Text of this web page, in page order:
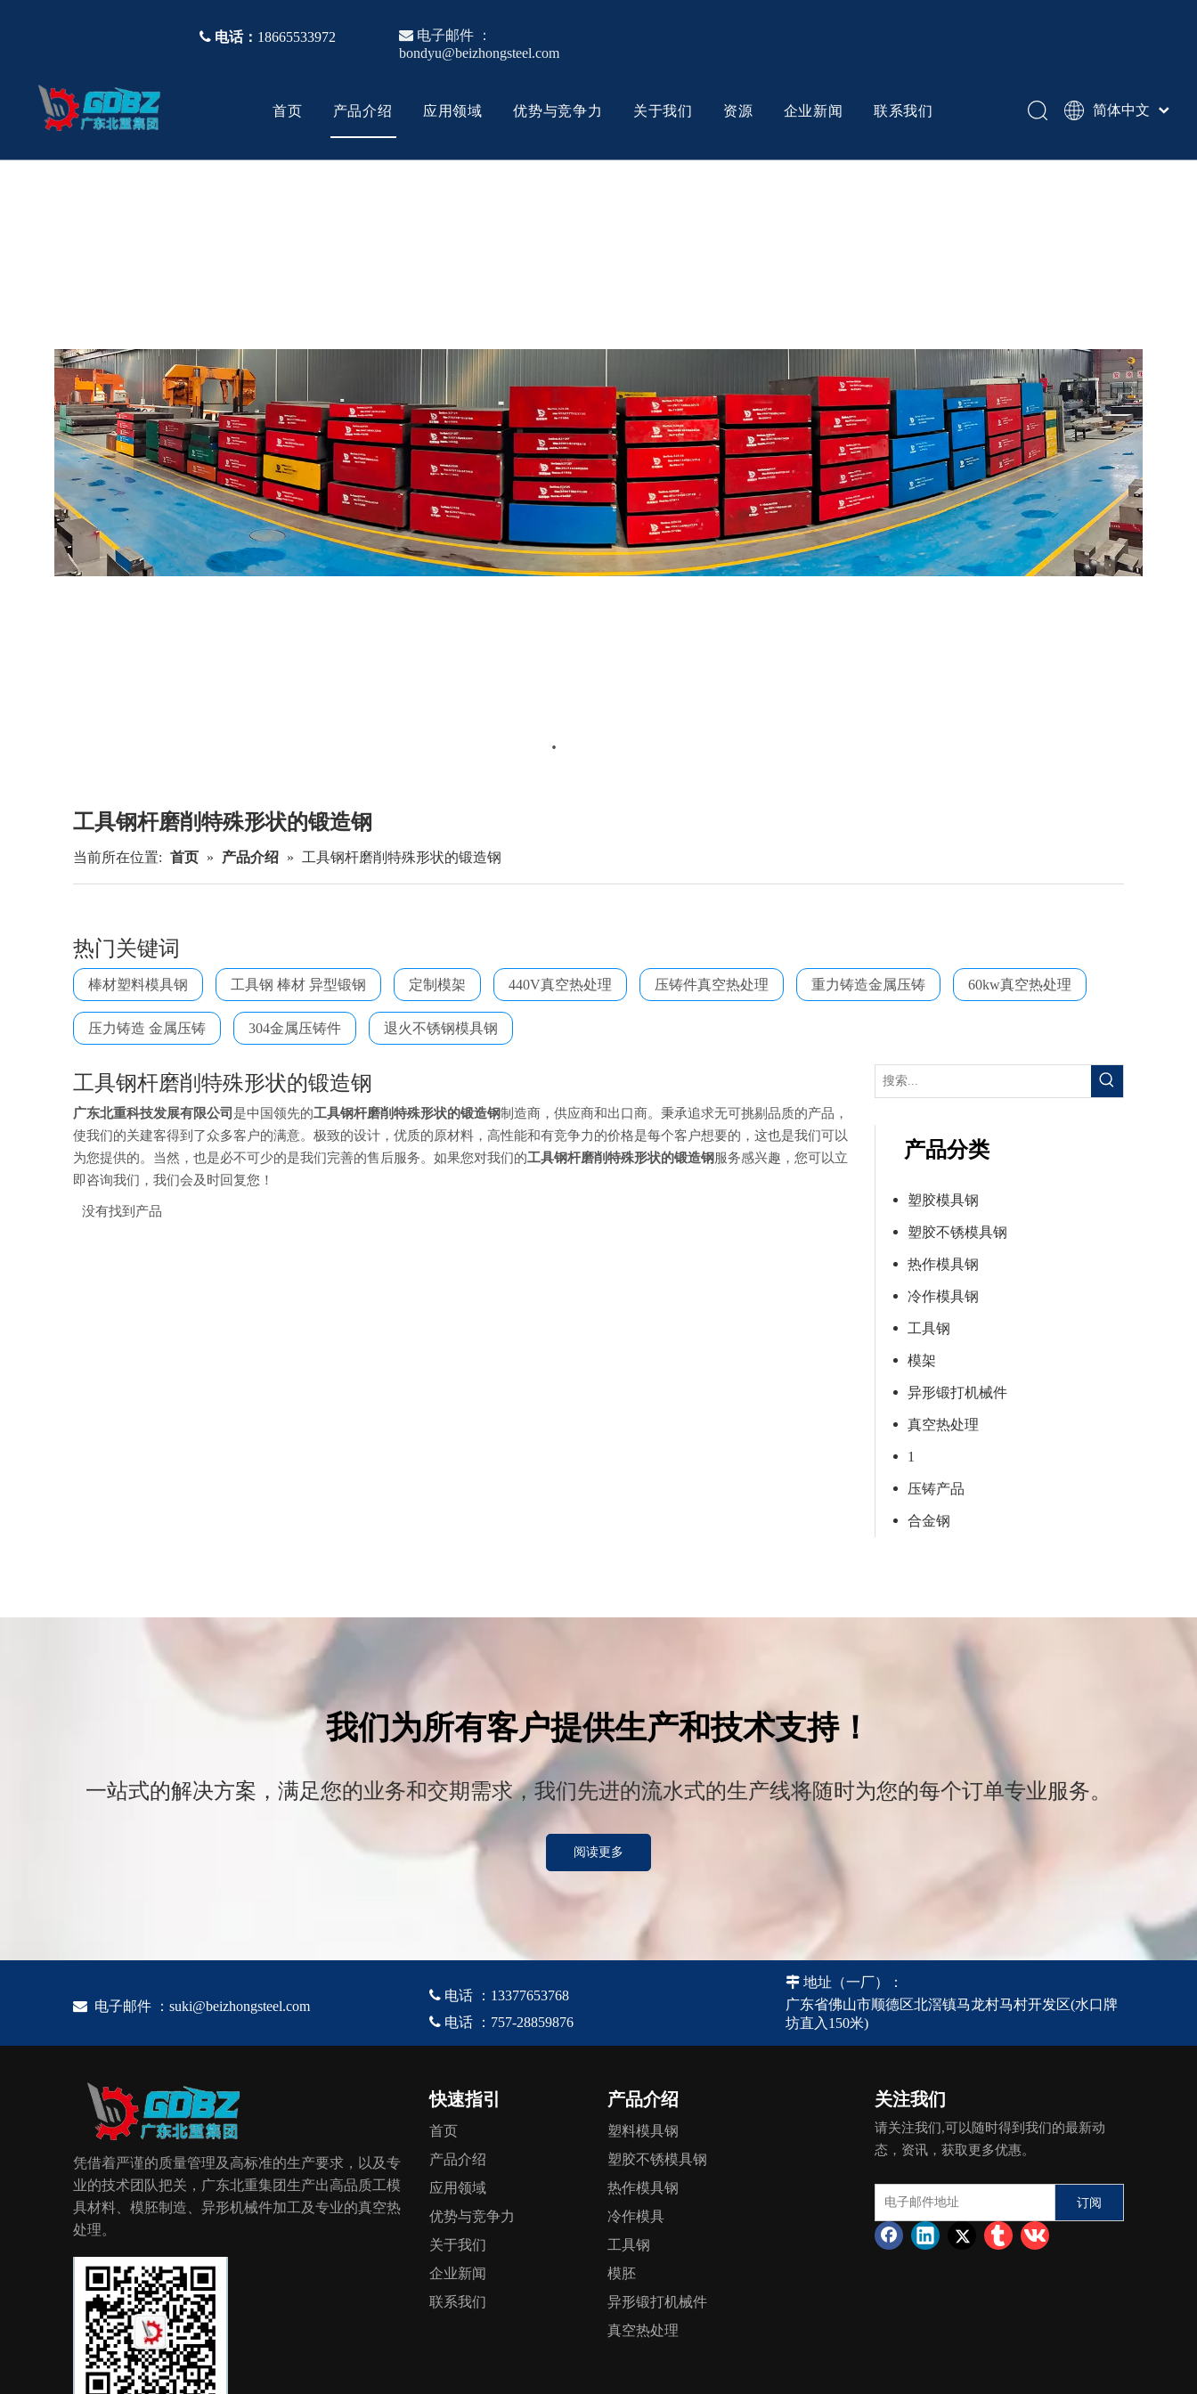
 电话： 18665533972  电子邮件 ：
bondyu@beizhongsteel.com
首页 产品介绍 应用领域 优势与竞争力 关于我们 资源 企业新闻 联系我们
简体中文
Español
工具钢杆磨削特殊形状的锻造钢
当前所在位置: 首页 » 产品介绍 » 工具钢杆磨削特殊形状的锻造钢
热门关键词
棒材塑料模具钢 工具钢 棒材 异型锻钢 定制模架 440V真空热处理 压铸件真空热处理 重力铸造金属压铸 60kw真空热处理
压力铸造 金属压铸 304金属压铸件 退火不锈钢模具钢
工具钢杆磨削特殊形状的锻造钢
广东北重科技发展有限公司 是中国领先的工具钢杆磨削特殊形状的锻造钢制造商，供应商和出口商。秉承追求无可挑剔品质的产品，
使我们的关建客得到了众多客户的满意。极致的设计，优质的原材料，高性能和有竞争力的价格是每个客户想要的，这也是我们可以
为您提供的。当然，也是必不可少的是我们完善的售后服务。如果您对我们的工具钢杆磨削特殊形状的锻造钢 服务感兴趣，您可以立
即咨询我们，我们会及时回复您！
没有找到产品
产品分类
塑胶模具钢
塑胶不锈模具钢
热作模具钢
冷作模具钢
工具钢
模架
异形锻打机械件
真空热处理
1
压铸产品
合金钢
我们为所有客户提供生产和技术支持！
一站式的解决方案，满足您的业务和交期需求，我们先进的流水式的生产线将随时为您的每个订单专业服务。
阅读更多
 电子邮件 ： suki@beizhongsteel.com
 电话 ： 13377653768
 电话 ： 757-28859876
 地址 （一厂）
：
广东省佛山市顺德区北滘镇马龙村马村开发区(水口牌
坊直入150米)
凭借着严谨的质量管理及高标准的生产要求，以及专
业的技术团队把关，广东北重集团生产出高品质工模
具材料、模胚制造、异形机械件加工及专业的真空热
处理。
快速指引
首页
产品介绍
应用领域
优势与竞争力
关于我们
企业新闻
联系我们
产品介绍
塑料模具钢
塑胶不锈模具钢
热作模具钢
冷作模具
工具钢
模胚
异形锻打机械件
真空热处理
关注我们
请关注我们,可以随时得到我们的最新动
态，资讯，获取更多优惠。
订阅